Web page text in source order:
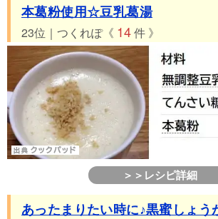
本葛粉使用☆豆乳葛湯
23位｜つくれぽ《 14件 》
＞＞レシピ詳細
あったまりたい時に♪黒蜜しょう